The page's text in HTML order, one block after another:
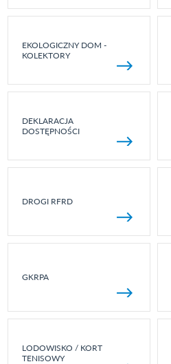
EKOLOGICZNY DOM -
KOLEKTORY
DEKLARACJA
DOSTĘPNOŚCI
DROGI RFRD
GKRPA
LODOWISKO / KORT
TENISOWY